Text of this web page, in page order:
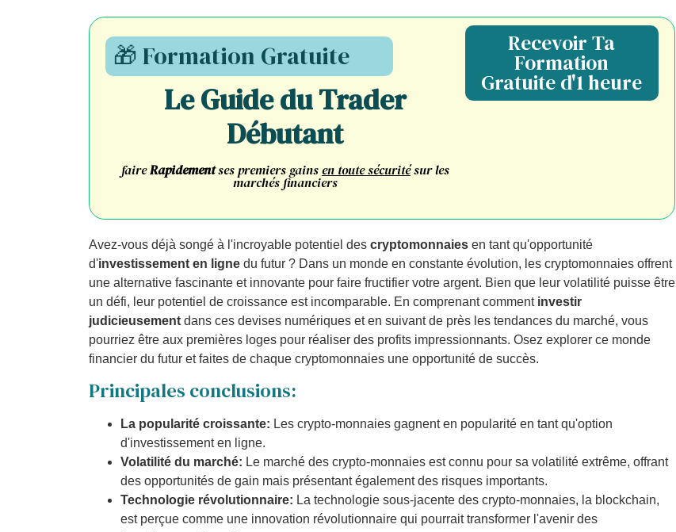
Recevoir Ta
Formation
Gratuite d'1 heure
🎁 Formation Gratuite
Le Guide du Trader
Débutant
faireRapidementses premiers gainsen toute sécuritésur les
marchés financiers
Avez-vous déjà songé à l'incroyable potentiel des cryptomonnaies en tant qu'opportunité
d'investissement en ligne du futur ? Dans un monde en constante évolution, les cryptomonnaies offrent
une alternative fascinante et innovante pour faire fructifier votre argent. Bien que leur volatilité puisse être
un défi, leur potentiel de croissance est incomparable. En comprenant comment investir
judicieusement dans ces devises numériques et en suivant de près les tendances du marché, vous
pourriez être aux premières loges pour réaliser des profits impressionnants. Osez explorer ce monde
financier du futur et faites de chaque cryptomonnaies une opportunité de succès.
Principales conclusions:
La popularité croissante: Les crypto-monnaies gagnent en popularité en tant qu'option
d'investissement en ligne.
Volatilité du marché: Le marché des crypto-monnaies est connu pour sa volatilité extrême, offrant
des opportunités de gain mais présentant également des risques importants.
Technologie révolutionnaire: La technologie sous-jacente des crypto-monnaies, la blockchain,
est perçue comme une innovation révolutionnaire qui pourrait transformer l'avenir des